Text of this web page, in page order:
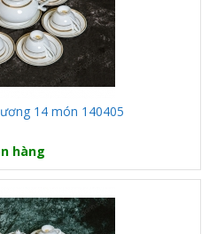
14 món 140405
hàng